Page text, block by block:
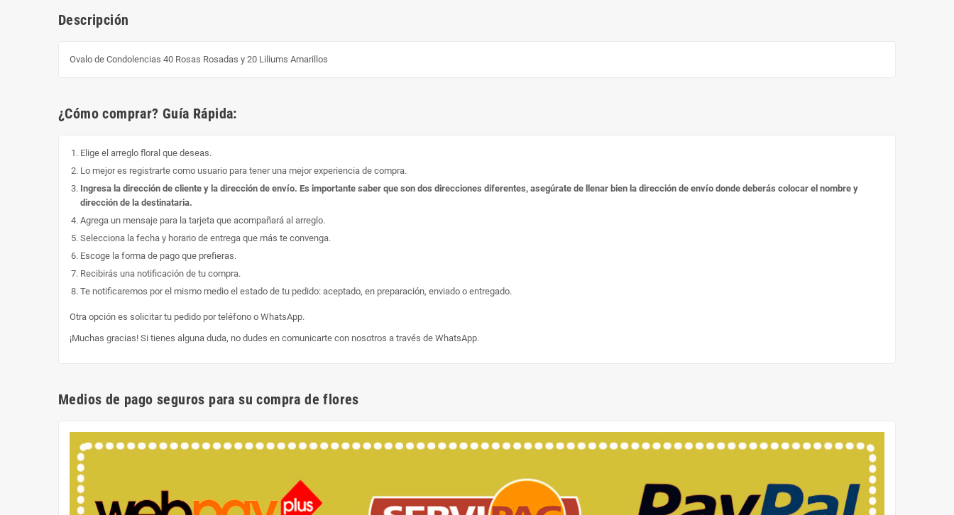
Descripción
Ovalo de Condolencias 40 Rosas Rosadas y 20 Liliums Amarillos
¿Cómo comprar? Guía Rápida:
Elige el arreglo floral que deseas.
Lo mejor es registrarte como usuario para tener una mejor experiencia de compra.
Ingresa la dirección de cliente y la dirección de envío. Es importante saber que son dos direcciones diferentes, asegúrate de llenar bien la dirección de envío donde deberás colocar el nombre y
dirección de la destinataria.
Agrega un mensaje para la tarjeta que acompañará al arreglo.
Selecciona la fecha y horario de entrega que más te convenga.
Escoge la forma de pago que prefieras.
Recibirás una notificación de tu compra.
Te notificaremos por el mismo medio el estado de tu pedido: aceptado, en preparación, enviado o entregado.
Otra opción es solicitar tu pedido por teléfono o WhatsApp.
¡Muchas gracias! Si tienes alguna duda, no dudes en comunicarte con nosotros a través de WhatsApp.
Medios de pago seguros para su compra de flores